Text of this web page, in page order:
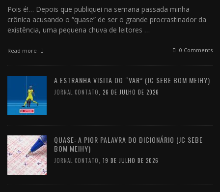
Pois é!… Depois que publiquei na semana passada minha
crônica acusando o “quase” de ser o grande procrastinador da
existência, uma pequena chuva de leitores …
Read more 0 Comments
A ESTRANHA VISITA DO “VAR” (JC SEBE BOM MEIHY)
JORNAL CONTATO 26 DE JULHO DE 2026
QUASE: A PIOR PALAVRA DO DICIONÁRIO (JC SEBE
BOM MEIHY)
JORNAL CONTATO 19 DE JULHO DE 2026